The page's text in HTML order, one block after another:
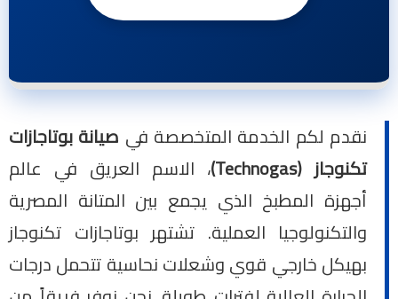
نقدم لكم الخدمة المتخصصة في صيانة بوتاجازات
تكنوجاز (Technogas)
، الاسم العريق في عالم
أجهزة المطبخ الذي يجمع بين المتانة المصرية
والتكنولوجيا العملية. تشتهر بوتاجازات تكنوجاز
بهيكل خارجي قوي وشعلات نحاسية تتحمل درجات